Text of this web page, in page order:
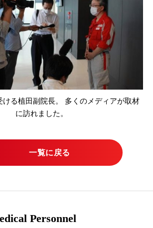
ける植田副院長。 多くのメディアが取材
に訪れました。
一覧に戻る
Personnel